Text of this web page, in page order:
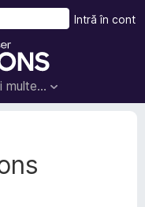
multe…
Intră în cont